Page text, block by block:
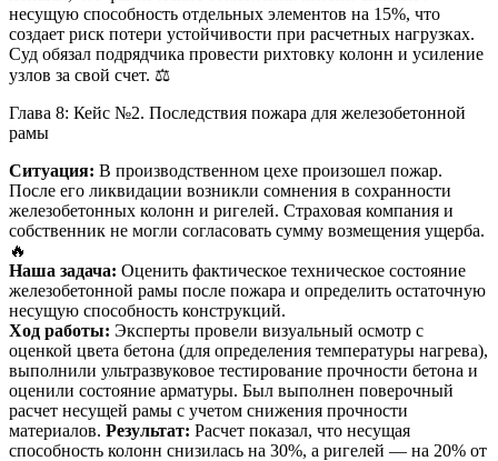
несущую способность отдельных элементов на 15%, что
создает риск потери устойчивости при расчетных нагрузках.
Суд обязал подрядчика провести рихтовку колонн и усиление
узлов за свой счет. ⚖️
Глава 8: Кейс №2. Последствия пожара для железобетонной
рамы
Ситуация: В производственном цехе произошел пожар.
После его ликвидации возникли сомнения в сохранности
железобетонных колонн и ригелей. Страховая компания и
собственник не могли согласовать сумму возмещения ущерба.
🔥
Наша задача: Оценить фактическое техническое состояние
железобетонной рамы после пожара и определить остаточную
несущую способность конструкций.
Ход работы: Эксперты провели визуальный осмотр с
оценкой цвета бетона (для определения температуры нагрева),
выполнили ультразвуковое тестирование прочности бетона и
оценили состояние арматуры. Был выполнен поверочный
расчет несущей рамы с учетом снижения прочности
материалов. Результат: Расчет показал, что несущая
способность колонн снизилась на 30%, а ригелей — на 20% от